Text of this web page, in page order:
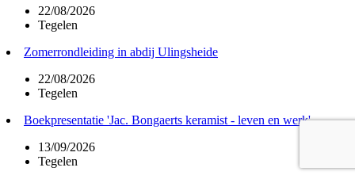
22/08/2026
Tegelen
Zomerrondleiding in abdij Ulingsheide
22/08/2026
Tegelen
Boekpresentatie 'Jac. Bongaerts keramist - leven en werk'
13/09/2026
Tegelen